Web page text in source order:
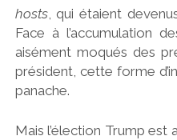
hosts, qui étaient
Face à l’accumulation
aisément moqués des
président, cette forme
panache.
Mais l’élection Trump est